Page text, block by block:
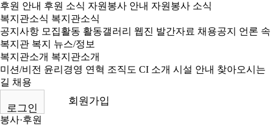
후원 안내 후원 소식 자원봉사 안내 자원봉사 소식
복지관소식 복지관소식
공지사항 모집활동 활동갤러리 웹진 발간자료 채용공지
언론 속
복지관 복지 뉴스/정보
복지관소개 복지관소개
미션/비전 윤리경영 연혁 조직도 CI 소개 시설 안내 찾아오시는
길 채용
로그인
회원가입
봉사·후원